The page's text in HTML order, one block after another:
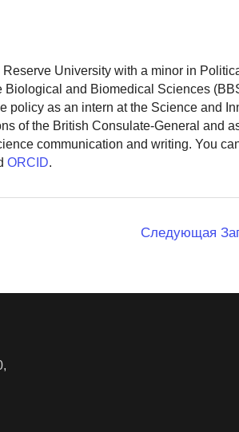
University with a minor in
and Biomedical Sciences
policy as an intern at the Science and
of the British Consulate-General and
communication and writing. You
ORCID.
Следующая